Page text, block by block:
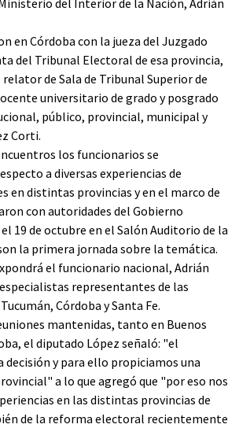
en Córdoba con la jueza del Juzgado
del Tribunal Electoral de esa provincia,
de Sala de Tribunal Superior de
universitario de grado y posgrado
público, provincial, municipal y
Corti.
los funcionarios se
a diversas experiencias de
en distintas provincias y en el marco de
con autoridades del Gobierno
19 de octubre en el Salón Auditorio de la
la primera jornada sobre la temática.
el funcionario nacional, Adrián
representantes de las
Córdoba y Santa Fe.
mantenidas, tanto en Buenos
el diputado López señaló: "el
y para ello propiciamos una
a lo que agregó que "por eso nos
en las distintas provincias de
de la reforma electoral recientemente